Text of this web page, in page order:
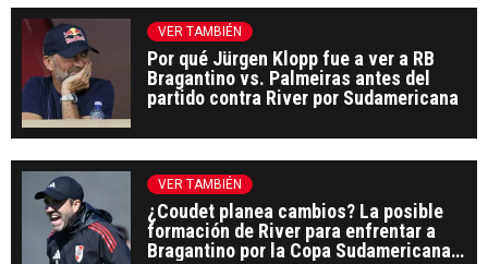
VER TAMBIÉN
Por qué Jürgen Klopp fue a ver a RB
Bragantino vs. Palmeiras antes del
partido contra River por Sudamericana
VER TAMBIÉN
¿Coudet planea cambios? La posible
formación de River para enfrentar a
Bragantino por la Copa Sudamericana